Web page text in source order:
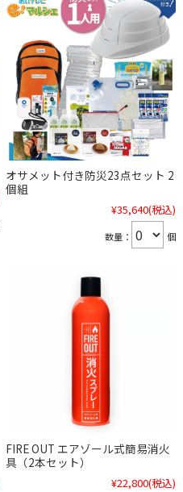
オサメット付き防災23点セット 2
個組
¥35,640(税込)
数量： 個
FIRE OUT エアゾール式簡易消火
具（2本セット）
¥22,800(税込)